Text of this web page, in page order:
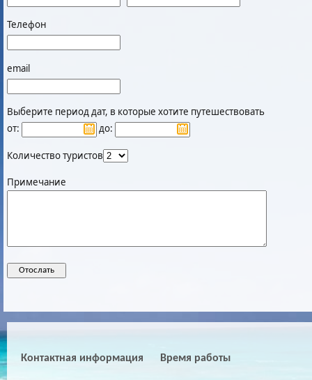
Телефон
email
Выберите период дат, в которые хотите путешествовать
от:
до:
Количество туристов
Примечание
Контактная информация Время работы